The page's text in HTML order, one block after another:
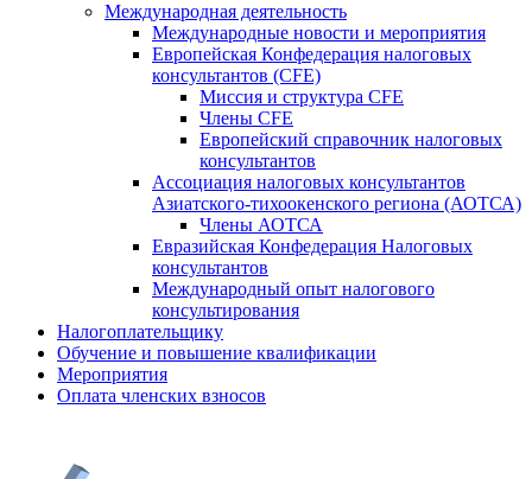
Международная деятельность
Международные новости и мероприятия
Европейская Конфедерация налоговых
консультантов (CFE)
Миссия и структура CFE
Члены CFE
Европейский справочник налоговых
консультантов
Ассоциация налоговых консультантов
Азиатского-тихоокенского региона (АОТСА)
Члены АОТСА
Евразийская Конфедерация Налоговых
консультантов
Международный опыт налогового
консультирования
Налогоплательщику
Обучение и повышение квалификации
Мероприятия
Оплата членских взносов